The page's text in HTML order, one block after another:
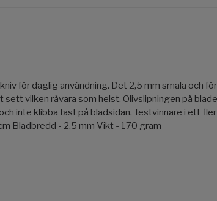
för daglig användning. Det 2,5 mm smala och
vilken råvara som helst. Olivslipningen på
inte klibba fast på bladsidan. Testvinnare i ett
Bladbredd - 2,5 mm Vikt - 170 gram